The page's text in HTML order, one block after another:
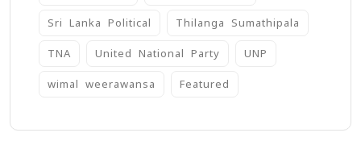
Sri Lanka Political Thilanga Sumathipala
TNA United National Party UNP
wimal weerawansa ‍Featured